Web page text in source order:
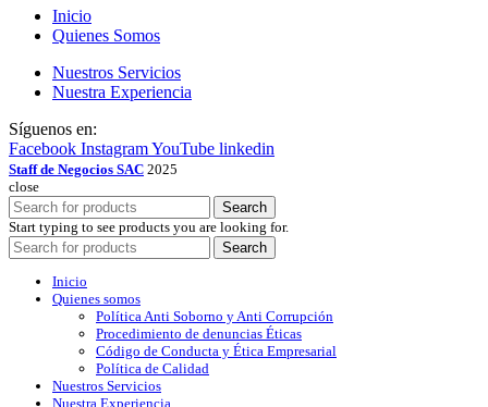
Inicio
Quienes Somos
Nuestros Servicios
Nuestra Experiencia
Síguenos en:
Facebook InstagramYouTube linkedin
Staff de Negocios SAC 2025
close
Search
Start typing to see products you are looking for.
Search
Inicio
Quienes somos
Política Anti Soborno y Anti Corrupción
Procedimiento de denuncias Éticas
Código de Conducta y Ética Empresarial
Política de Calidad
Nuestros Servicios
Nuestra Experiencia